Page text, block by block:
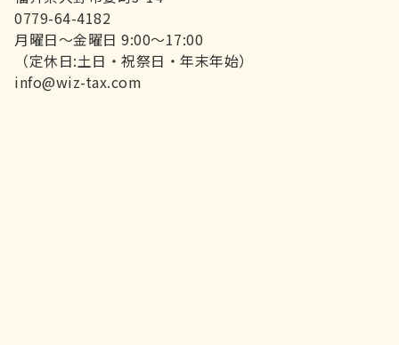
0779-64-4182
月曜日～金曜日 9:00～17:00
（定休日:土日・祝祭日・年末年始）
info@wiz-tax.com